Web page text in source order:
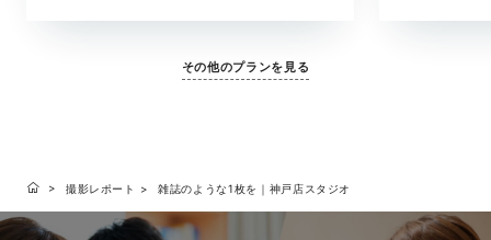
その他のプランを見る
撮影レポート 雑誌のような1枚を｜神戸店スタジオ